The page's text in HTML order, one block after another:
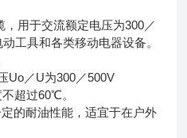
用于交流额定电压为300／
工具和各类移动电器设备。
Uo／U为300／500V
超过60℃。
的耐油性能，适宜于在户外